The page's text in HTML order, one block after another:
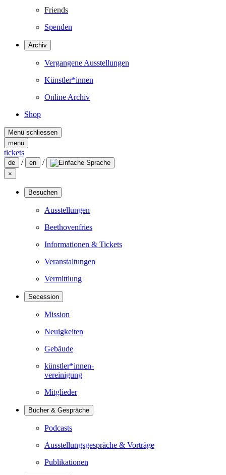
Friends
Spenden
Archiv
Vergangene Ausstellungen
Künstler*innen
Online Archiv
Shop
Menü schliessen
menü
tickets
de / en /
×
Besuchen
Ausstellungen
Beethovenfries
Informationen & Tickets
Veranstaltungen
Vermittlung
Secession
Mission
Neuigkeiten
Gebäude
künstler*innen-
vereinigung
Mitglieder
Bücher & Gespräche
Podcasts
Ausstellungsgespräche & Vorträge
Publikationen